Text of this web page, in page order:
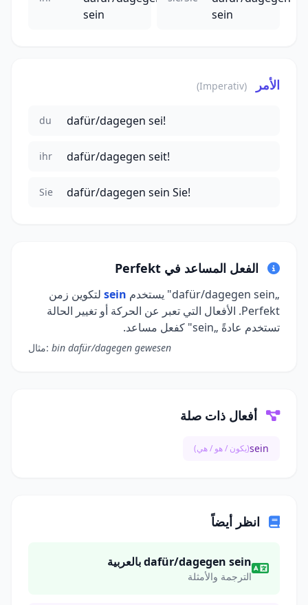
sein
sein
الأمر (Imperativ)
du dafür/dagegen sei!
ihr dafür/dagegen seit!
Sie dafür/dagegen sein Sie!
الفعل المساعد في Perfekt
„dafür/dagegen sein" يستخدم sein لتكوين زمن
Perfekt. الأفعال التي تعبر عن الحركة أو تغيير الحالة
تستخدم عادةً „sein" كفعل مساعد.
مثال: bin dafür/dagegen gewesen
أفعال ذات صلة
sein(يكون / هو / هي)
انظر أيضاً
dafür/dagegen sein بالعربية
الترجمة والأمثلة